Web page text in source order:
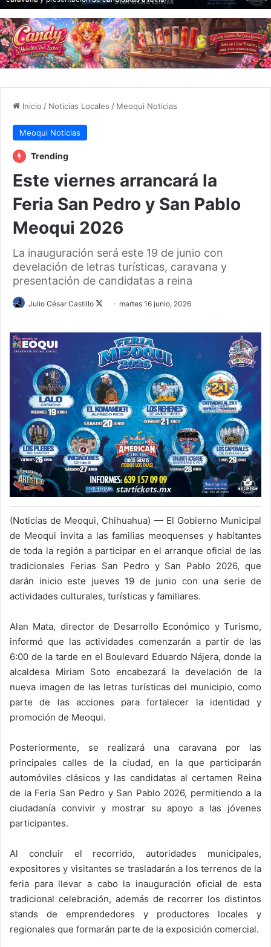
Inicio / Noticias Locales / Meoqui Noticias
Meoqui Noticias
Trending
Este viernes arrancará la
Feria San Pedro y San Pablo
Meoqui 2026
La inauguración será este 19 de junio con
develación de letras turísticas, caravana y
presentación de candidatas a reina
Julio César Castillo
Follow
X
martes 16 junio, 2026
(Noticias de Meoqui, Chihuahua) — El Gobierno Municipal
de Meoqui invita a las familias meoquenses y habitantes
de toda la región a participar en el arranque oficial de las
tradicionales Ferias San Pedro y San Pablo 2026, que
darán inicio este jueves 19 de junio con una serie de
actividades culturales, turísticas y familiares.
Alan Mata, director de Desarrollo Económico y Turismo,
informó que las actividades comenzarán a partir de las
6:00 de la tarde en el Boulevard Eduardo Nájera, donde la
alcaldesa Miriam Soto encabezará la develación de la
nueva imagen de las letras turísticas del municipio, como
parte de las acciones para fortalecer la identidad y
promoción de Meoqui.
Posteriormente, se realizará una caravana por las
principales calles de la ciudad, en la que participarán
automóviles clásicos y las candidatas al certamen Reina
de la Feria San Pedro y San Pablo 2026, permitiendo a la
ciudadanía convivir y mostrar su apoyo a las jóvenes
participantes.
Al concluir el recorrido, autoridades municipales,
expositores y visitantes se trasladarán a los terrenos de la
feria para llevar a cabo la inauguración oficial de esta
tradicional celebración, además de recorrer los distintos
stands de emprendedores y productores locales y
regionales que formarán parte de la exposición comercial.